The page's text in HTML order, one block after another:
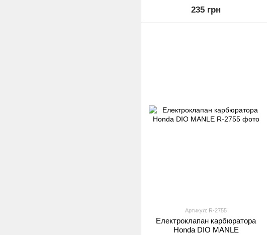
235 грн
Артикул: R-2755
Електроклапан карбюратора
Honda DIO MANLE